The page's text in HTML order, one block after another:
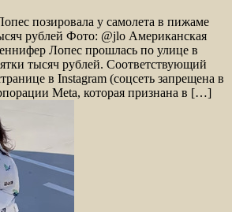
позировала у самолета в пижаме
рублей Фото: @jlo Американская
Лопес прошлась по улице в
тысяч рублей. Соответствующий
в Instagram (соцсеть запрещена в
Meta, которая признана в […]